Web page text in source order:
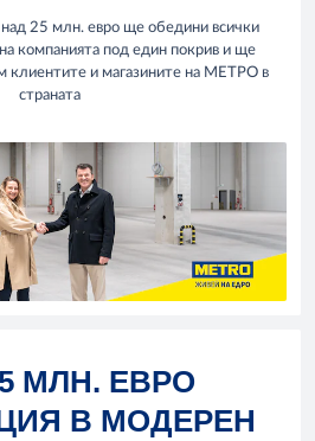
25 млн. евро ще обедини всички
компанията под един покрив и ще
клиентите и магазините на МЕТРО в
страната
МЛН. ЕВРО
В МОДЕРЕН